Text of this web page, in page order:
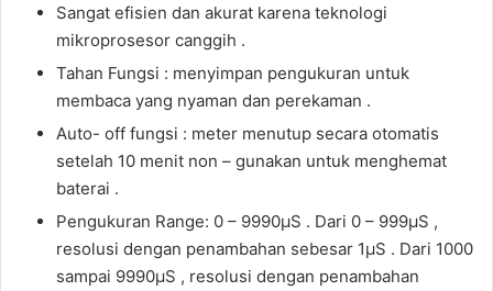
Sangat efisien dan akurat karena teknologi
mikroprosesor canggih .
Tahan Fungsi : menyimpan pengukuran untuk
membaca yang nyaman dan perekaman .
Auto- off fungsi : meter menutup secara otomatis
setelah 10 menit non – gunakan untuk menghemat
baterai .
Pengukuran Range: 0 – 9990μS . Dari 0 – 999μS ,
resolusi dengan penambahan sebesar 1μS . Dari 1000
sampai 9990μS , resolusi dengan penambahan